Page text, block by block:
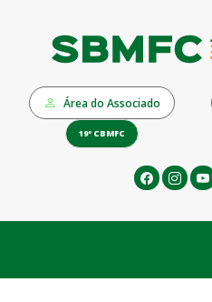
Área do Associado
19º CBMFC